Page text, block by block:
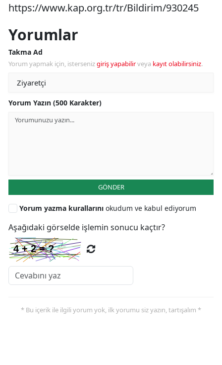
https://www.kap.org.tr/tr/Bildirim/930245
Yorumlar
Takma Ad
Yorum yapmak için, istersenizgiriş yapabilirveya kayıt olabilirsiniz.
Yorum Yazın (500 Karakter)
GÖNDER
Yorum yazma kurallarını okudum ve kabul ediyorum
Aşağıdaki görselde işlemin sonucu kaçtır?
* Bu içerik ile ilgili yorum yok, ilk yorumu siz yazın, tartışalım *